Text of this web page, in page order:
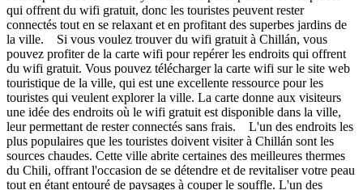
qui offrent du wifi gratuit, donc les touristes peuvent rester
connectés tout en se relaxant et en profitant des superbes jardins de
la ville. Si vous voulez trouver du wifi gratuit à Chillán, vous
pouvez profiter de la carte wifi pour repérer les endroits qui offrent
du wifi gratuit. Vous pouvez télécharger la carte wifi sur le site web
touristique de la ville, qui est une excellente ressource pour les
touristes qui veulent explorer la ville. La carte donne aux visiteurs
une idée des endroits où le wifi gratuit est disponible dans la ville,
leur permettant de rester connectés sans frais. L'un des endroits les
plus populaires que les touristes doivent visiter à Chillán sont les
sources chaudes. Cette ville abrite certaines des meilleures thermes
du Chili, offrant l'occasion de se détendre et de revitaliser votre peau
tout en étant entouré de paysages à couper le souffle. L'un des